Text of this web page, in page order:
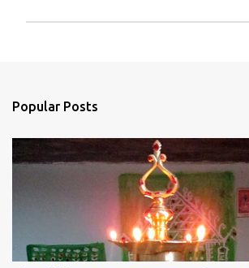
a
m
Popular Posts